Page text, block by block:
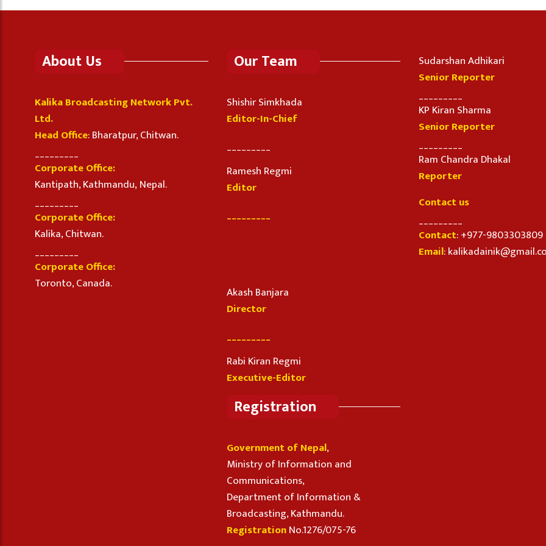
About Us
Kalika Broadcasting Network Pvt.
Ltd.
Head Office: Bharatpur, Chitwan.
Corporate Office:
Kantipath, Kathmandu, Nepal.
Corporate Office:
Kalika, Chitwan.
Corporate Office:
Toronto, Canada.
Our Team
Shishir Simkhada
Editor-In-Chief
Ramesh Regmi
Editor
_________
Akash Banjara
Director
_________
Rabi Kiran Regmi
Executive-Editor
Registration
Government of Nepal,
Ministry of Information and
Communications,
Department of Information &
Broadcasting, Kathmandu.
RegistrationNo.1276/075-76
Sudarshan Adhikari
Senior Reporter
KP Kiran Sharma
Senior Reporter
Ram Chandra Dhakal
Reporter
Contact us
Contact: +977-9803303809
Email: